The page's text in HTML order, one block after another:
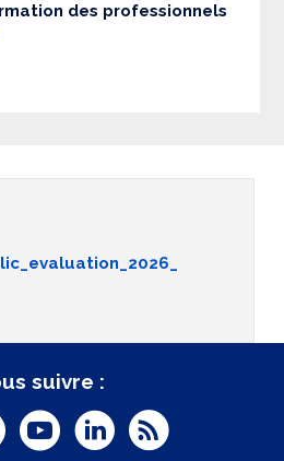
des professionnels
suivre :
F
Y
L
R